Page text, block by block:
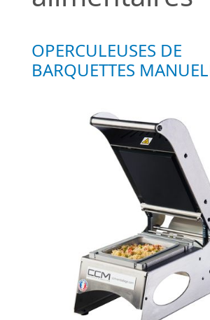
OPERCULEUSES DE
BARQUETTES